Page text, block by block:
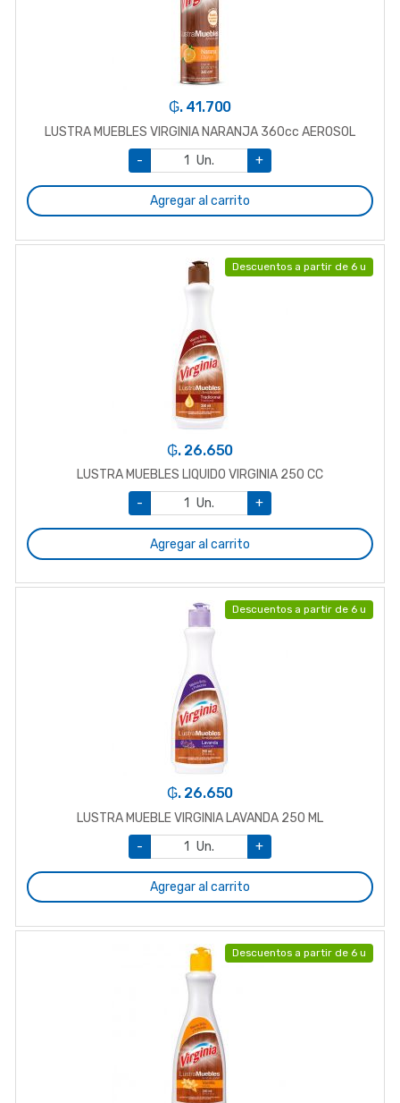
₲. 41.700
LUSTRA MUEBLES VIRGINIA NARANJA 360cc AEROSOL
-
Un. +
Agregar al carrito
Descuentos a partir de 6 u
₲. 26.650
LUSTRA MUEBLES LIQUIDO VIRGINIA 250 CC
-
Un. +
Agregar al carrito
Descuentos a partir de 6 u
₲. 26.650
LUSTRA MUEBLE VIRGINIA LAVANDA 250 ML
-
Un. +
Agregar al carrito
Descuentos a partir de 6 u